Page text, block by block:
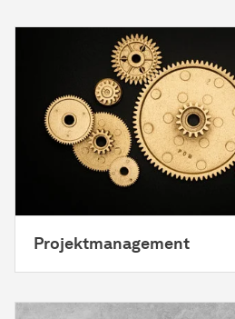
Projektmanagement